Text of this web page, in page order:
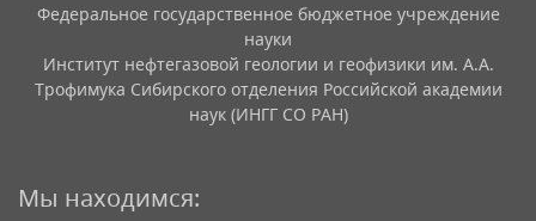
Федеральное государственное бюджетное учреждение
науки
Институт нефтегазовой геологии и геофизики им. А.А.
Трофимука Сибирского отделения Российской академии
наук (ИНГГ СО РАН)
Мы находимся: